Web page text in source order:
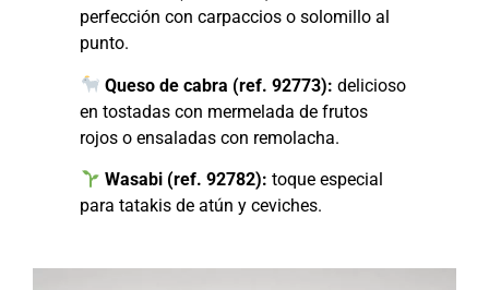
perfección con carpaccios o solomillo al
punto.
Queso de cabra (ref. 92773): delicioso
en tostadas con mermelada de frutos
rojos o ensaladas con remolacha.
Wasabi (ref. 92782): toque especial
para tatakis de atún y ceviches.